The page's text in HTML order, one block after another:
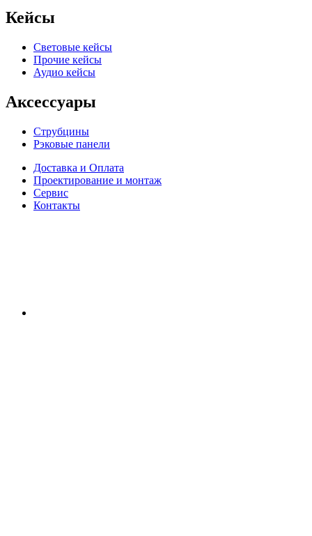
Кейсы
Световые кейсы
Прочие кейсы
Аудио кейсы
Аксессуары
Струбцины
Рэковые панели
Доставка и Оплата
Проектирование и монтаж
Сервис
Контакты